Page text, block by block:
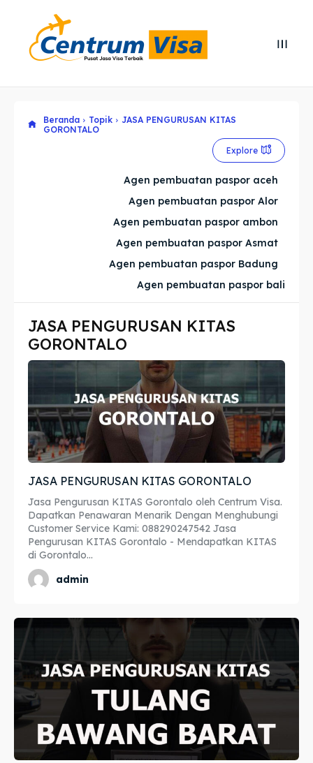
Explore our destinations
Imta
Legalisir
Apostille
Penerjemah
Asuransi
Explore our destinations
Imta
Legalisir
Apostille
Penerjemah
Asuransi
Beranda Topik
JASA PENGURUSAN KITAS
GORONTALO
Explore
Agen pembuatan paspor aceh
Agen pembuatan paspor Alor
Agen pembuatan paspor ambon
Agen pembuatan paspor Asmat
Agen pembuatan paspor Badung
Agen pembuatan paspor bali
JASA PENGURUSAN KITAS
GORONTALO
JASA PENGURUSAN KITAS GORONTALO
Jasa Pengurusan KITAS Gorontalo oleh Centrum Visa.
Dapatkan Penawaran Menarik Dengan Menghubungi
Customer Service Kami: 088290247542 Jasa
Pengurusan KITAS Gorontalo - Mendapatkan KITAS
di Gorontalo...
admin